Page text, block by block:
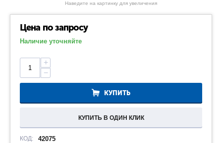
Наведите на картинку для увеличения
Цена по запросу
Наличие уточняйте
+
−
КУПИТЬ
КУПИТЬ В ОДИН КЛИК
КОД: 42075